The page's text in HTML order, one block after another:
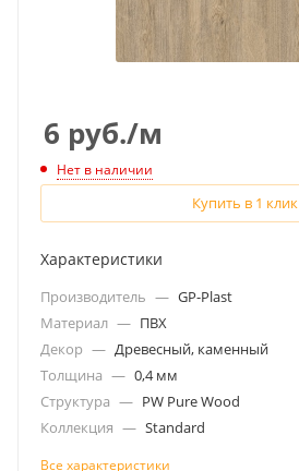
6 руб./м
Нет в наличии
Купить в 1 клик
Характеристики
Производитель — GP-Plast
Материал — ПВХ
Декор — Древесный, каменный
Толщина — 0,4 мм
Структура — PW Pure Wood
Коллекция — Standard
Все характеристики